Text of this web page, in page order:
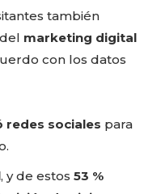
también
marketing digital
con los datos
redes sociales para
, y de estos 53 %